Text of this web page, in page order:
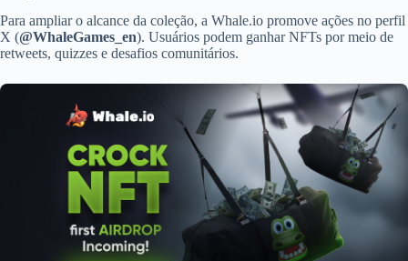
Para ampliar o alcance da coleção, a Whale.io promove ações no perfil
X (@WhaleGames_en). Usuários podem ganhar NFTs por meio de
retweets, quizzes e desafios comunitários.